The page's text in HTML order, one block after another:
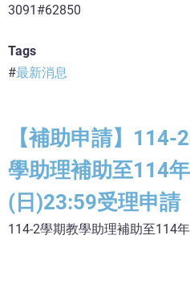
3091#62850
Tags
最新消息
【補助申請】114-
學助理補助至114
(日)23:59受理申請
114-2學期教學助理補助至114